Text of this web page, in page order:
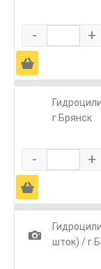
- +
Ä
г.Брянск
- +
Ä
1
шток) /